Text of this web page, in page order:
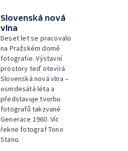
Slovenská nová
vlna
Deset let se pracovalo
na Pražském domě
fotografie. Výstavní
prostory teď otevírá
Slovenská nová vlna –
osmdesátá léta a
představuje tvorbu
fotografů takzvané
Generace 1960. Víc
řekne fotograf Tono
Stano.